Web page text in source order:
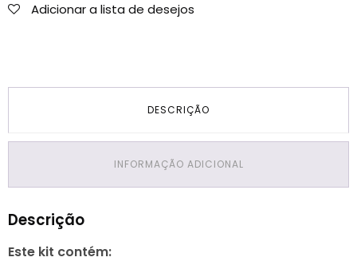
Adicionar a lista de desejos
DESCRIÇÃO
INFORMAÇÃO ADICIONAL
Descrição
Este kit contém: